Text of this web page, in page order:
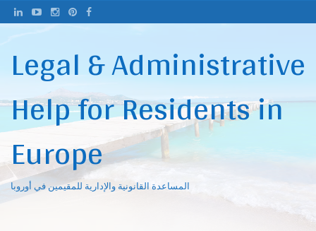
to
Legal & Administrative
Help for Residents in
Europe
المساعدة القانونية والإدارية للمقيمين في أوروبا